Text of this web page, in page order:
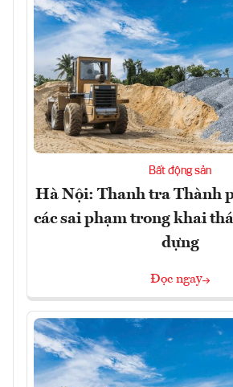
Bất động sản
Hà Nội: Thanh tra Thành
các sai phạm trong khai
dựng
Đọc ngay